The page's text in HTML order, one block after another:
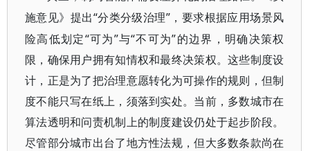
施意见》提出“分类分级治理”，要求根据应用场景风
险高低划定“可为”与“不可为”的边界，明确决策权
限，确保用户拥有知情权和最终决策权。这些制度设
计，正是为了把治理意愿转化为可操作的规则，但制
度不能只写在纸上，须落到实处。当前，多数城市在
算法透明和问责机制上的制度建设仍处于起步阶段。
尽管部分城市出台了地方性法规，但大多数条款尚在